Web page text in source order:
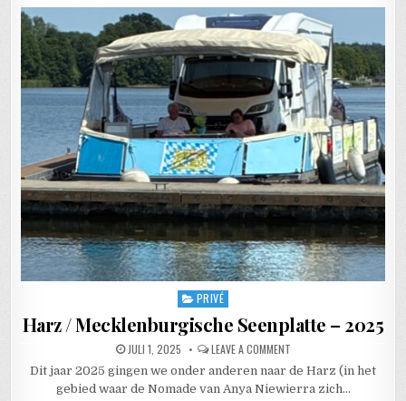
Posted in
PRIVÉ
Harz / Mecklenburgische Seenplatte – 2025
PUBLISHED DATE:
JULI 1, 2025 LEAVE A COMMENTON HARZ /
Dit jaar 2025 gingen we onder anderen naar de Harz (in het
gebied waar de Nomade van Anya Niewierra zich…